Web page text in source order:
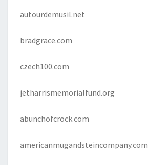
autourdemusil.net
bradgrace.com
czech100.com
jetharrismemorialfund.org
abunchofcrock.com
americanmugandsteincompany.com